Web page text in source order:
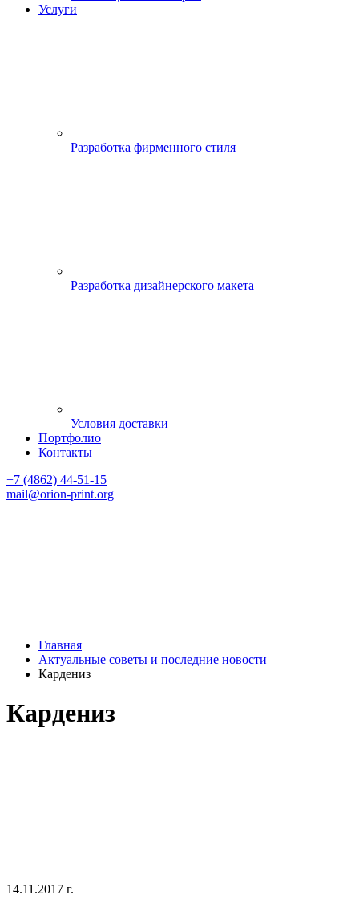
Услуги
Разработка фирменного стиля
Разработка дизайнерского макета
Условия доставки
Портфолио
Контакты
+7 (4862) 44-51-15
mail@orion-print.org
Главная
Актуальные советы и последние новости
Кардениз
Кардениз
14.11.2017 г.